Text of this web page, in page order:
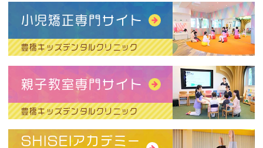
小児矯正専門サイト
豊橋キッズデンタルクリニック
親子教室専門サイト
豊橋キッズデンタルクリニック
SHISEIアカデミー